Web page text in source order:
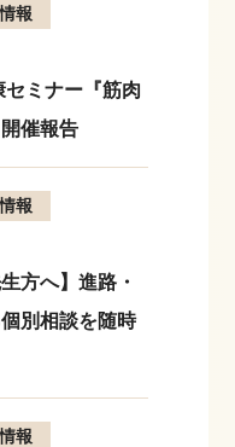
報
ミナー『筋肉
催報告
報
方へ】進路・
別相談を随時
報